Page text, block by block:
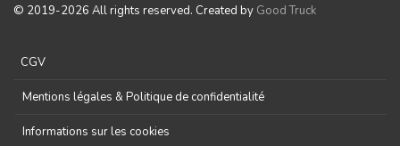
© 2019-2026 All rights reserved. Created by Good Truck
CGV
Mentions légales & Politique de confidentialité
Informations sur les cookies